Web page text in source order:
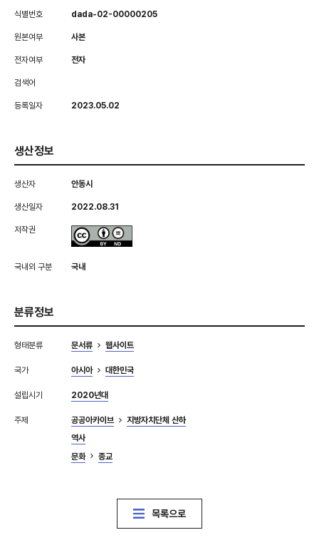
식별번호 dada-02-00000205
원본여부 사본
전자여부 전자
검색어
등록일자 2023.05.02
생산정보
생산자 안동시
생산일자 2022.08.31
저작권
국내외 구분 국내
분류정보
형태분류 문서류 웹사이트
국가 아시아 대한민국
설립시기 2020년대
주제 공공아카이브
지방자치단체 산하
역사
문화
종교
목록으로